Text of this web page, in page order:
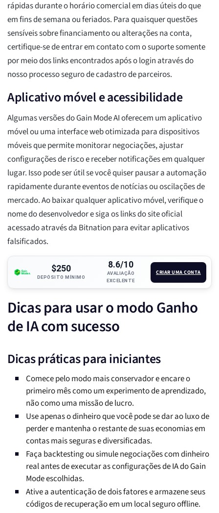
rápidas durante o horário comercial em dias úteis do que
em fins de semana ou feriados. Para quaisquer questões
sensíveis sobre financiamento ou alterações na conta,
certifique-se de entrar em contato com o suporte somente
por meio dos links encontrados após o login através do
nosso processo seguro de cadastro de parceiros.
Aplicativo móvel e acessibilidade
Algumas versões do Gain Mode AI oferecem um aplicativo
móvel ou uma interface web otimizada para dispositivos
móveis que permite monitorar negociações, ajustar
configurações de risco e receber notificações em qualquer
lugar. Isso pode ser útil se você quiser pausar a automação
rapidamente durante eventos de notícias ou oscilações de
mercado. Ao baixar qualquer aplicativo móvel, verifique o
nome do desenvolvedor e siga os links do site oficial
acessado através da Bitnation para evitar aplicativos
falsificados.
$250
DEPÓSITO MÍNIMO
8.6/10
AVALIAÇÃO
EXCELENTE
CRIAR UMA CONTA
Dicas para usar o modo Ganho
de IA com sucesso
Dicas práticas para iniciantes
Comece pelo modo mais conservador e encare o
primeiro mês como um experimento de aprendizado,
não como uma missão de lucro.
Use apenas o dinheiro que você pode se dar ao luxo de
perder e mantenha o restante de suas economias em
contas mais seguras e diversificadas.
Faça backtesting ou simule negociações com dinheiro
real antes de executar as configurações de IA do Gain
Mode escolhidas.
Ative a autenticação de dois fatores e armazene seus
códigos de recuperação em um local seguro offline.